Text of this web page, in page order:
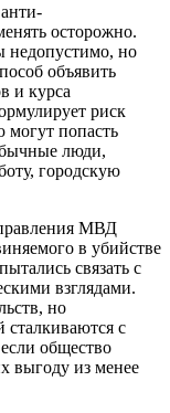
осторожно.
недопустимо, но
объявить
и курса
риск
попасть
люди,
городскую
МВД
в убийстве
связать с
взглядами.
но
сталкиваются с
общество
выгоду из менее